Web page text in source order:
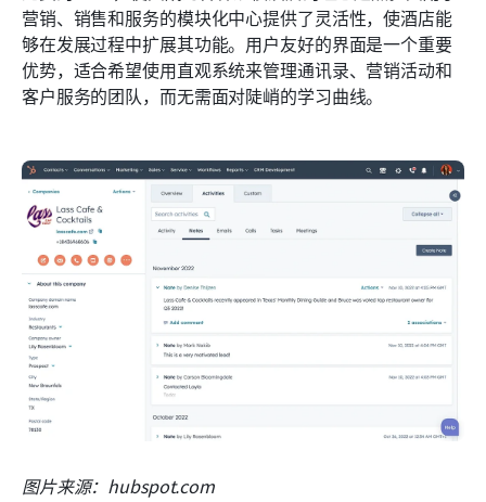
营销、销售和服务的模块化中心提供了灵活性，使酒店能
够在发展过程中扩展其功能。用户友好的界面是一个重要
优势，适合希望使用直观系统来管理通讯录、营销活动和
客户服务的团队，而无需面对陡峭的学习曲线。
图片来源：hubspot.com